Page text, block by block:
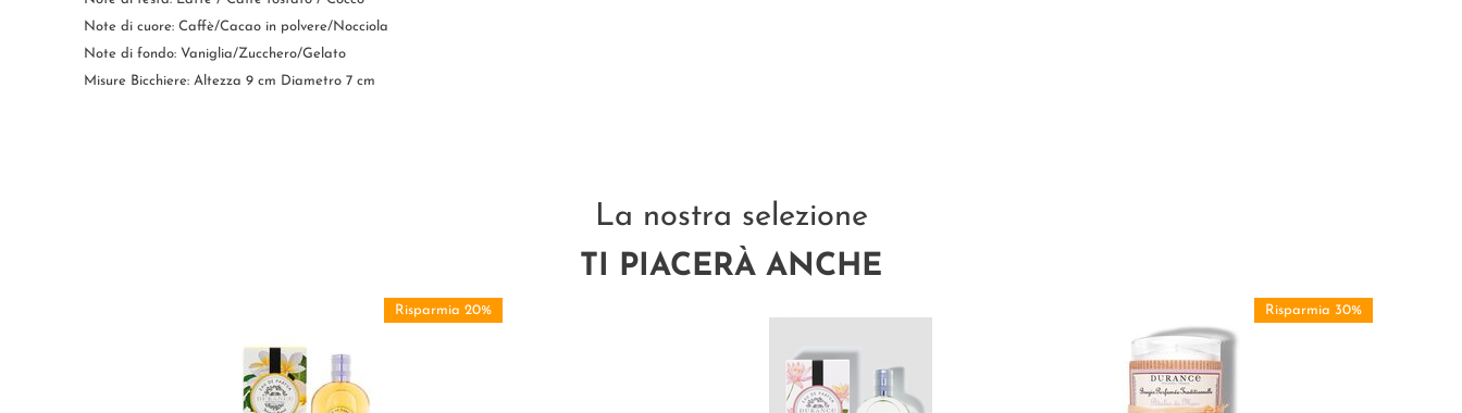
Note di cuore: Caffè/Cacao in polvere/Nocciola
Note di fondo: Vaniglia/Zucchero/Gelato
Misure Bicchiere: Altezza 9 cm Diametro 7 cm
La nostra selezione
TI PIACERÀ ANCHE
Risparmia 20% Risparmia 30%